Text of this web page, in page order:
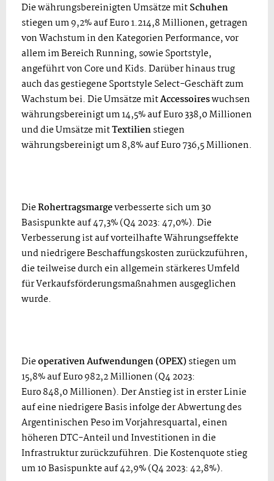
Die währungsbereinigten Umsätze mitSchuhen
stiegen um 9,2% auf Euro 1.214,8 Millionen, getragen
von Wachstum in den Kategorien Performance, vor
allem im Bereich Running, sowie Sportstyle,
angeführt von Core und Kids. Darüber hinaus trug
auch das gestiegene Sportstyle Select-Geschäft zum
Wachstum bei. Die Umsätze mitAccessoireswuchsen
währungsbereinigt um 14,5% auf Euro 338,0 Millionen
und die Umsätze mitTextilienstiegen
währungsbereinigt um 8,8% auf Euro 736,5 Millionen.
DieRohertragsmargeverbesserte sich um 30
Basispunkte auf 47,3% (Q4 2023: 47,0%). Die
Verbesserung ist auf vorteilhafte Währungseffekte
und niedrigere Beschaffungskosten zurückzuführen,
die teilweise durch ein allgemein stärkeres Umfeld
für Verkaufsförderungsmaßnahmen ausgeglichen
wurde.
Dieoperativen Aufwendungen (OPEX)stiegen um
15,8% auf Euro 982,2 Millionen (Q4 2023:
Euro 848,0 Millionen). Der Anstieg ist in erster Linie
auf eine niedrigere Basis infolge der Abwertung des
Argentinischen Peso im Vorjahresquartal, einen
höheren DTC-Anteil und Investitionen in die
Infrastruktur zurückzuführen. Die Kostenquote stieg
um 10 Basispunkte auf 42,9% (Q4 2023: 42,8%).